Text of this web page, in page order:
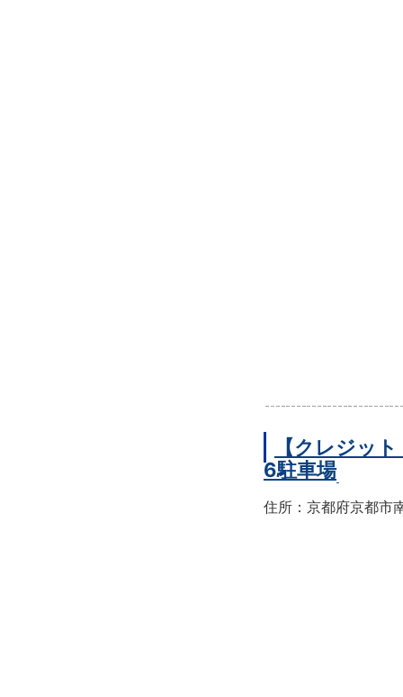
【クレジッ
6駐車場
住所：京都府京都市